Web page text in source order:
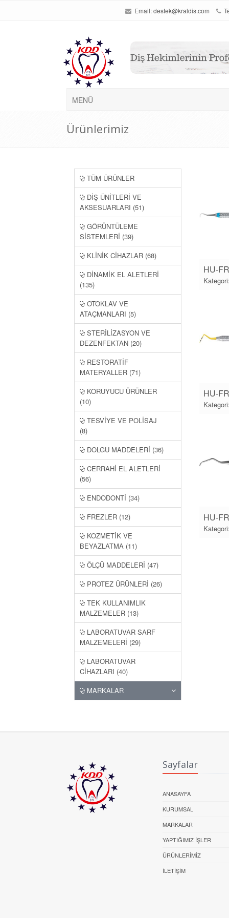
Email:destek@kraldis.com
MENÜ
Ürünlerimiz
TÜM ÜRÜNLER
DİŞ ÜNİTLERİ VE
AKSESUARLARI (51)
GÖRÜNTÜLEME
SİSTEMLERİ (39)
KLİNİK CİHAZLAR (68)
DİNAMİK EL ALETLERİ
(135)
OTOKLAV VE
ATAÇMANLARI (5)
STERİLİZASYON VE
DEZENFEKTAN (20)
RESTORATİF
MATERYALLER (71)
KORUYUCU ÜRÜNLER
(10)
TESVİYE VE POLİSAJ
(8)
DOLGU MADDELERİ (36)
CERRAHİ EL ALETLERİ
(56)
ENDODONTİ (34)
FREZLER (12)
KOZMETİK VE
BEYAZLATMA (11)
ÖLÇÜ MADDELERİ (47)
PROTEZ ÜRÜNLERİ (26)
TEK KULLANIMLIK
MALZEMELER (13)
LABORATUVAR SARF
MALZEMELERİ (29)
LABORATUVAR
CİHAZLARI (40)
MARKALAR
HU-
HU-
HU-
Sayfalar
ANASAYFA
KURUMSAL
MARKALAR
YAPTIĞIMIZ İŞLER
ÜRÜNLERIMIZ
İLETIŞIM